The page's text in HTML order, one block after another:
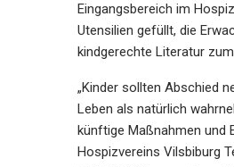
Eingangsbereich im
Utensilien gefüllt, die
kindgerechte Literatur
„Kinder sollten Abschied
Leben als natürlich
künftige Maßnahmen und
Hospizvereins Vilsbiburg